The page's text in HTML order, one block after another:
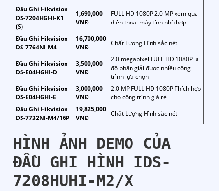
Đầu Ghi Hikvision
DS-7204HGHI-K1
(S)
1,690,000
VNĐ
FULL HD 1080P 2.0 MP xem qua
điện thoại máy tính phù hợp
Đầu Ghi Hikvision
DS-7764NI-M4
16,700,000
VNĐ
Chất Lượng Hình sắc nét
Đầu Ghi Hikvision
DS-E04HGHI-D
3,500,000
VNĐ
2.0 megapixel FULL HD 1080P là
độ phân giải được nhiều công
trình lựa chọn
Đầu Ghi Hikvision
DS-E04HGHI-E
3,000,000
VNĐ
2.0 MP FULL HD 1080P Thích hợp
cho công trình giá rẻ
Đầu Ghi Hikvision
DS-7732NI-M4/16P
19,825,000
VNĐ
Chất Lượng Hình sắc nét
HÌNH ẢNH DEMO CỦA
ĐẦU GHI HÌNH IDS-
7208HUHI-M2/X